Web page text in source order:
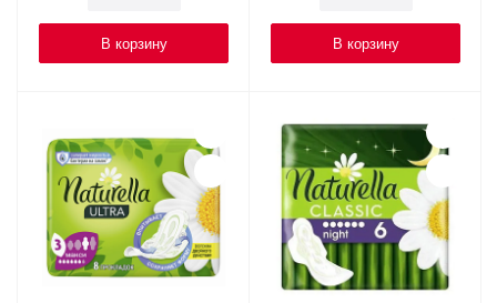
В корзину В корзину